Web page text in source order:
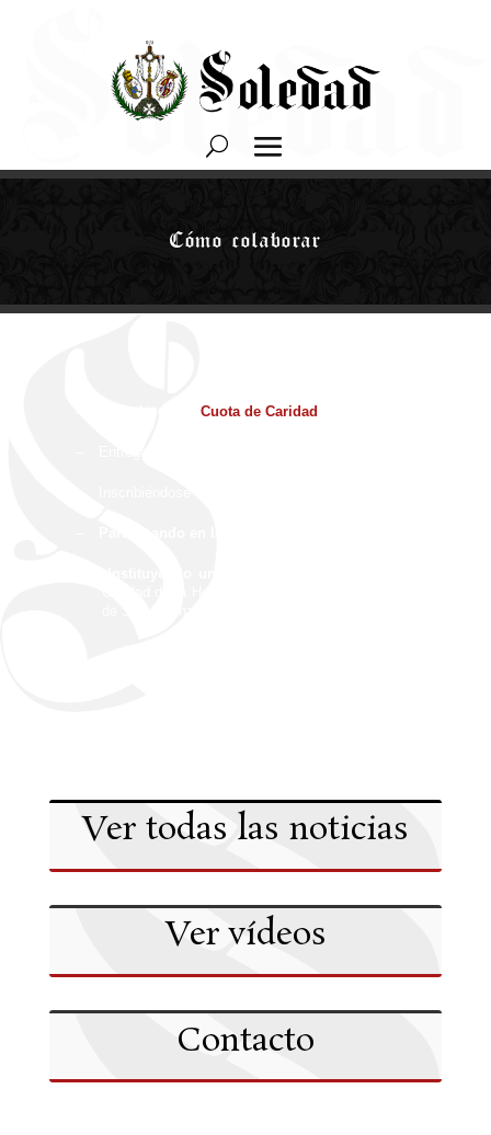
Cómo colaborar
Cuota de Caridad
Ver todas las noticias
Ver vídeos
Contacto